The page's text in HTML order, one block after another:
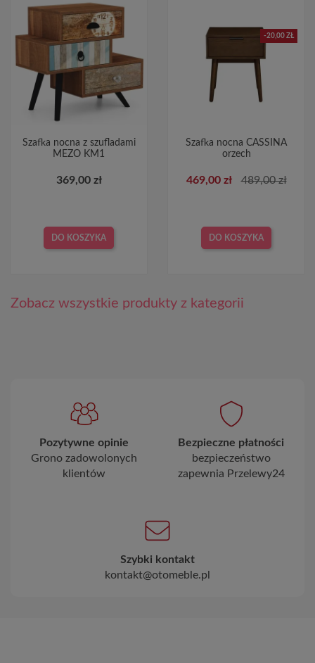
Szafka nocna z szufladami
MEZO KM1
369,00 zł
DO KOSZYKA
-20,00 ZŁ
Szafka nocna CASSINA
orzech
469,00 zł 489,00 zł
DO KOSZYKA
Zobacz wszystkie produkty z kategorii
Pozytywne opinie
Grono zadowolonych
klientów
Bezpieczne płatności
bezpieczeństwo
zapewnia Przelewy24
Szybki kontakt
kontakt@otomeble.pl